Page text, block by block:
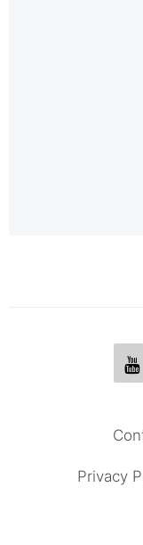
Privacy